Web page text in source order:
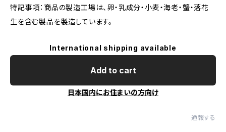
特記事項：商品の製造工場は、卵・乳成分・小麦・海老・蟹・落花
生を含む製品を製造しています。
International shipping available
Add to cart
日本国内にお住まいの方向け
通報する